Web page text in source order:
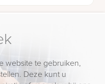
website te gebruiken,
Deze kunt u